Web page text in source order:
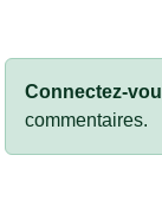
Connectez-
commentaires.